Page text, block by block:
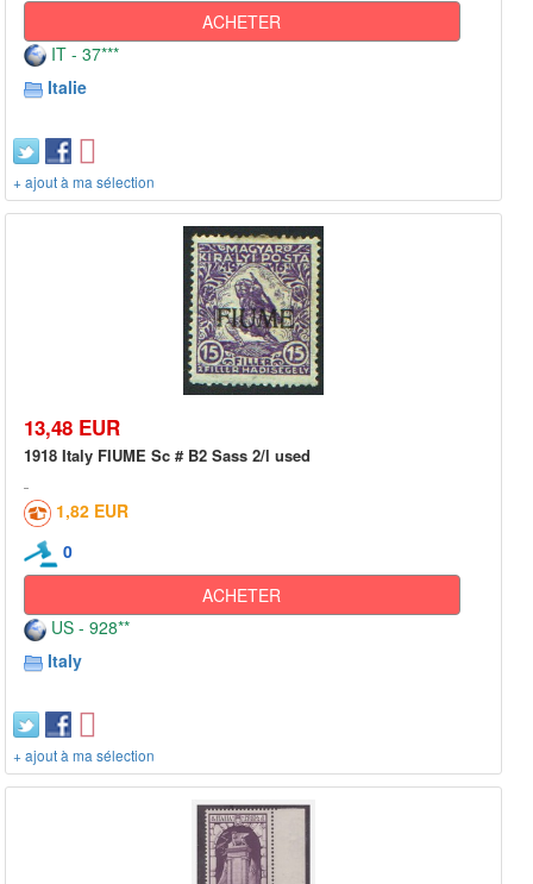
ACHETER
IT - 37***
Italie
+ ajout à ma sélection
13,48 EUR
1918 Italy FIUME Sc # B2 Sass 2/l used
1,82 EUR
0
ACHETER
US - 928**
Italy
+ ajout à ma sélection